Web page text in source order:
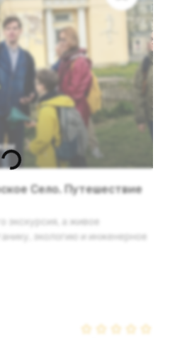
Село. Путешествие
экскурсия, а живое
экологию и инженерное